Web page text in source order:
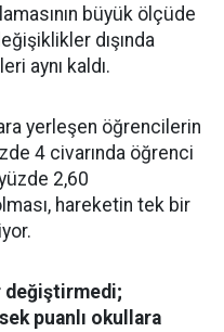
büyük ölçüde
dışında
aynı kaldı.
yerleşen öğrencilerin
4 civarında öğrenci
2,60
hareketin tek bir
değiştirmedi;
puanlı okullara